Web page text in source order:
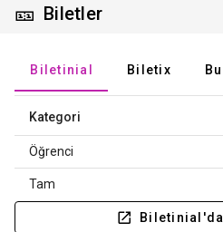
🎫 Biletler
Biletinial Biletix
Kategori
Öğrenci
Tam